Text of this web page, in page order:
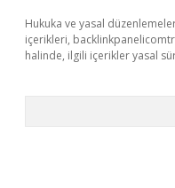
Hukuka ve yasal
içerikleri,
halinde, ilgili içerikler yasal